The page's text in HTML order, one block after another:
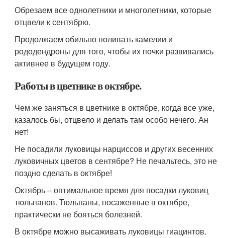
Обрезаем все однолетники и многолетники, которые
отцвели к сентябрю.
Продолжаем обильно поливать камелии и
рододендроны для того, чтобы их почки развивались
активнее в будущем году.
Работы в цветнике в октябре.
Чем же заняться в цветнике в октябре, когда все уже,
казалось бы, отцвело и делать там особо нечего. Ан
нет!
Не посадили луковицы нарциссов и других весенних
луковичных цветов в сентябре? Не печальтесь, это не
поздно сделать в октябре!
Октябрь – оптимальное время для посадки луковиц
тюльпанов. Тюльпаны, посаженные в октябре,
практически не бояться болезней.
В октябре можно высаживать луковицы гиацинтов.